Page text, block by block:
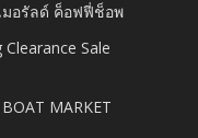
มอรัลด์ ค็อฟฟี่ช็อพ
Sale
MARKET